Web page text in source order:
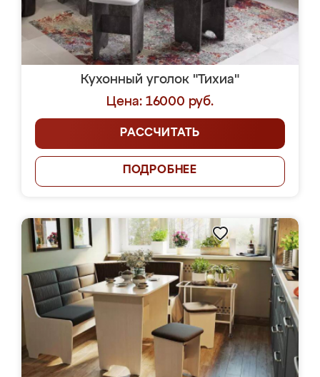
Кухонный уголок "Тихиа"
Цена: 16000 руб.
РАССЧИТАТЬ
ПОДРОБНЕЕ